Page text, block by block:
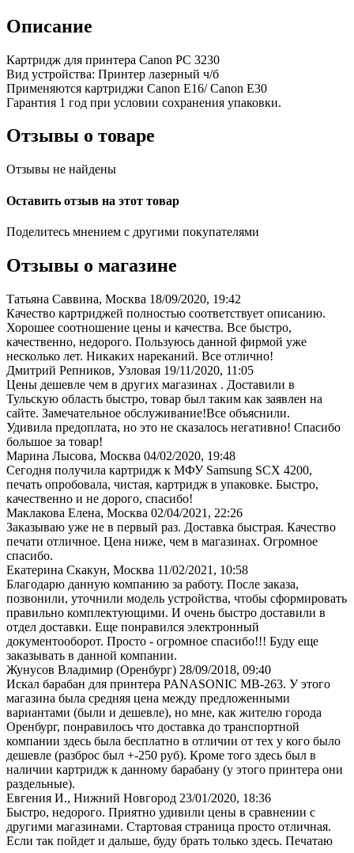
Описание
Картридж для принтера Canon PC 3230
Вид устройства: Принтер лазерный ч/б
Применяются картриджи Canon E16/ Canon E30
Гарантия 1 год при условии сохранения упаковки.
Отзывы о товаре
Отзывы не найдены
Оставить отзыв на этот товар
Поделитесь мнением с другими покупателями
Отзывы о магазине
Татьяна Саввина, Москва 18/09/2020, 19:42
Качество картриджей полностью соответствует описанию.
Хорошее соотношение цены и качества. Все быстро,
качественно, недорого. Пользуюсь данной фирмой уже
несколько лет. Никаких нареканий. Все отлично!
Дмитрий Репников, Узловая 19/11/2020, 11:05
Цены дешевле чем в других магазинах . Доставили в
Тульскую область быстро, товар был таким как заявлен на
сайте. Замечательное обслуживание!Все объяснили.
Удивила предоплата, но это не сказалось негативно! Спасибо
большое за товар!
Марина Лысова, Москва 04/02/2020, 19:48
Сегодня получила картридж к МФУ Samsung SCX 4200,
печать опробовала, чистая, картридж в упаковке. Быстро,
качественно и не дорого, спасибо!
Маклакова Елена, Москва 02/04/2021, 22:26
Заказываю уже не в первый раз. Доставка быстрая. Качество
печати отличное. Цена ниже, чем в магазинах. Огромное
спасибо.
Екатерина Скакун, Москва 11/02/2021, 10:58
Благодарю данную компанию за работу. После заказа,
позвонили, уточнили модель устройства, чтобы сформировать
правильно комплектующими. И очень быстро доставили в
отдел доставки. Еще понравился электронный
документооборот. Просто - огромное спасибо!!! Буду еще
заказывать в данной компании.
Жунусов Владимир (Оренбург) 28/09/2018, 09:40
Искал барабан для принтера PANASONIC MB-263. У этого
магазина была средняя цена между предложенными
вариантами (были и дешевле), но мне, как жителю города
Оренбург, понравилось что доставка до транспортной
компании здесь была бесплатно в отличии от тех у кого было
дешевле (разброс был +-250 руб). Кроме того здесь был в
наличии картридж к данному барабану (у этого принтера они
раздельные).
Евгения И., Нижний Новгород 23/01/2020, 18:36
Быстро, недорого. Приятно удивили цены в сравнении с
другими магазинами. Стартовая страница просто отличная.
Если так пойдет и дальше, буду брать только здесь. Печатаю